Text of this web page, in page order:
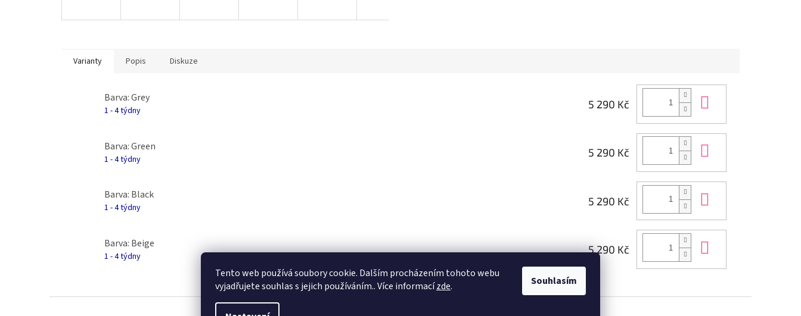
Tento web používá soubory cookie. Dalším procházením tohoto webu
vyjadřujete souhlas s jejich používáním.. Více informacízde. Souhlasím
Varianty Popis Diskuze
Barva: Grey
1 - 4 týdny
5 290 Kč
Barva: Green
1 - 4 týdny
5 290 Kč
Barva: Black
1 - 4 týdny
5 290 Kč
Barva: Beige
1 - 4 týdny
5 290 Kč